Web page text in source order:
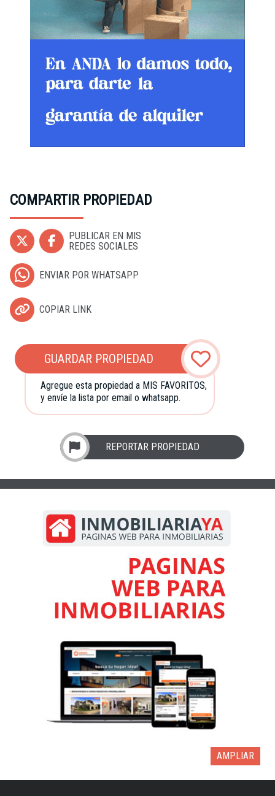
COMPARTIR PROPIEDAD
PUBLICAR EN MIS
REDES SOCIALES
ENVIAR POR WHATSAPP
COPIAR LINK
GUARDAR PROPIEDAD
Agregue esta propiedad a MIS FAVORITOS,
y envíe la lista por email o whatsapp.
REPORTAR PROPIEDAD